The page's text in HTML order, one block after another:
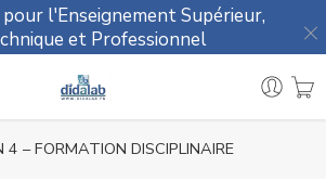
l'Enseignement Supérieur,
et Professionnel
4 – FORMATION DISCIPLINAIRE